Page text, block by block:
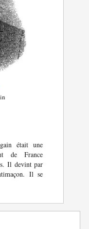
était une
de France
Il devint par
Il se